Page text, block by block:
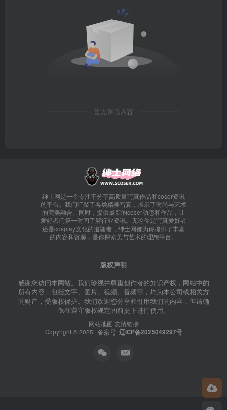
暂无评论内容
绅士网是一个专注于分享高质量写真作品和coser资讯
的平台。我们汇聚了各类精美写真，展示了时尚与艺术
的完美融合。同时，提供最新的coser动态和作品，让
爱好者们第一时间了解行业资讯。无论你是写真爱好者
还是cosplay文化的追随者，绅士网都为你提供了丰富
的内容和资源，是你探索美与艺术的理想平台。
版权声明
感谢您访问本网站。我们珍视并尊重创作者的知识产权，网站中的
所有内容，包括文字、图片、视频、音频等，均为本公司或相关方
的财产，受版权保护。我们欢迎您分享和引用我们的内容，但请确
保在遵守版权规定的前提下进行使用。
网站地图 友情链接
Copyright © 2025 · 备案号: 辽ICP备2025049297号